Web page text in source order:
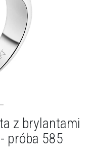
z brylantami
próba 585